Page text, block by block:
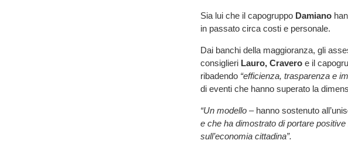
Sia lui che il capogruppo Damiano
in passato circa costi e personale.
Dai banchi della maggioranza, gli
consiglieri Lauro, Cravero e il
ribadendo “efficienza, trasparenza e
di eventi che hanno superato la
“Un modello – hanno sostenuto
e che ha dimostrato di portare
sull’economia cittadina”.